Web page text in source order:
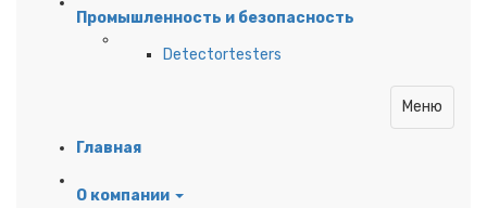
Промышленность и безопасность
Detectortesters
Меню
Главная
О компании